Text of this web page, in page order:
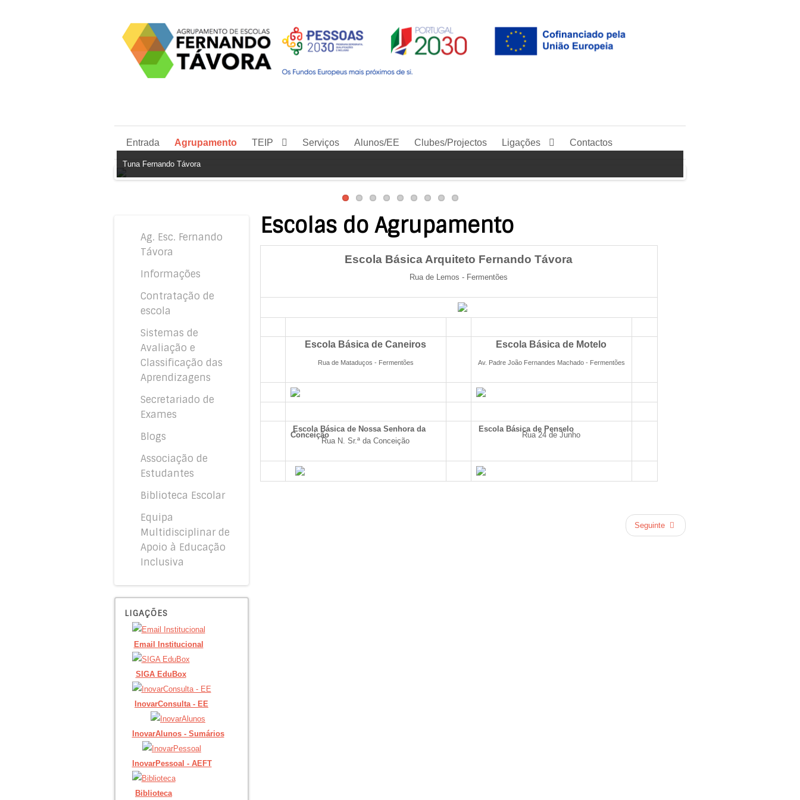
Entrada Agrupamento TEIP Serviços Alunos/EE Clubes/Projectos Ligações Contactos
Tuna Fernando Távora
Ag. Esc. Fernando
Távora
Informações
Contratação de
escola
Sistemas de
Avaliação e
Classificação das
Aprendizagens
Secretariado de
Exames
Blogs
Associação de
Estudantes
Biblioteca Escolar
Equipa
Multidisciplinar de
Apoio à Educação
Inclusiva
LIGAÇÕES
Email Institucional
SIGA EduBox
InovarConsulta - EE
InovarAlunos - Sumários
InovarPessoal - AEFT
Biblioteca
Escolas do Agrupamento
Escola Básica Arquiteto Fernando Távora
Rua de Lemos - Fermentões
Escola Básica de Caneiros
Rua de Mataduços - Fermentões
Escola Básica de Motelo
Av. Padre João Fernandes Machado - Fermentões
Escola Básica de Nossa Senhora da
Conceição
Rua N. Sr.ª da Conceição
Escola Básica de Penselo
Rua 24 de Junho
Seguinte